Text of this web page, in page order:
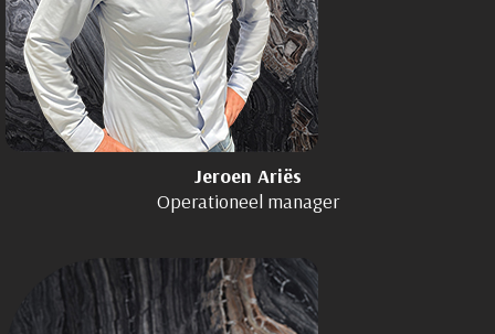
Jeroen Ariës
Operationeel manager